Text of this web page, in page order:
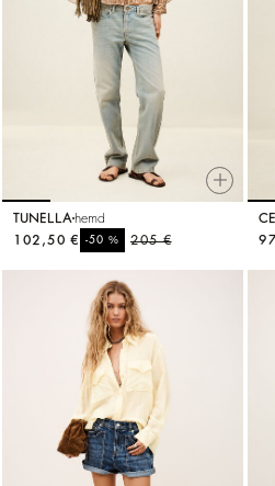
TUNELLA hemd
205 €
-50%
102,50 €